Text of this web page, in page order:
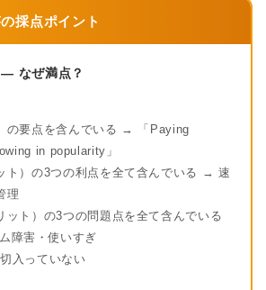
採点ポイント
なぜ満点？
の要点を含んでいる → 「Paying
in popularity」
ト）の3つの利点を全て含んでいる → 速
理
ット）の3つの問題点を全て含んでいる
障害・使いすぎ
入っていない